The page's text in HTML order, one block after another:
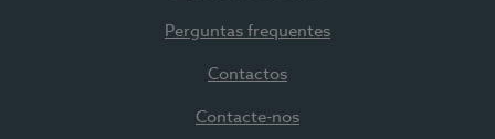
Perguntas frequentes
Contactos
Contacte-nos